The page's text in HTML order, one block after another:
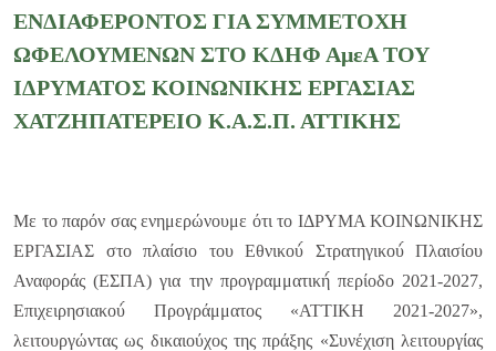
ΕΝΔΙΑΦΕΡΟΝΤΟΣ ΓΙΑ ΣΥΜΜΕΤΟΧΗ
ΩΦΕΛΟΥΜΕΝΩΝ ΣΤΟ ΚΔΗΦ ΑμεΑ ΤΟΥ
ΙΔΡΥΜΑΤΟΣ ΚΟΙΝΩΝΙΚΗΣ ΕΡΓΑΣΙΑΣ
ΧΑΤΖΗΠΑΤΕΡΕΙΟ Κ.Α.Σ.Π. ΑΤΤΙΚΗΣ
Με το παρόν σας ενημερώνουμε ότι το ΙΔΡΥΜΑ ΚΟΙΝΩΝΙΚΗΣ
ΕΡΓΑΣΙΑΣ στο πλαίσιο του Εθνικού́ Στρατηγικού́ Πλαισίου
Αναφοράς (ΕΣΠΑ) για την προγραμματική́ περίοδο 2021-2027,
Επιχειρησιακού́ Προγράμματος «ΑΤΤΙΚΗ 2021-2027»,
λειτουργώντας ως δικαιούχος της πράξης «Συνέχιση λειτουργίας